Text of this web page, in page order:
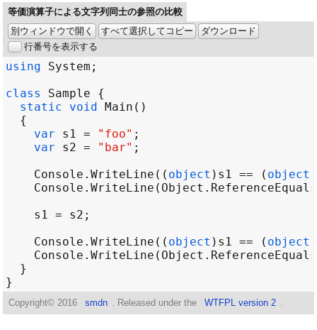
等価演算子による文字列同士の参照の比較
別ウィンドウで開く
すべて選択してコピー
ダウンロード
行番号を表示する
using System
class
Sample
static
void Main
var
s1 = "foo"
var
s2 = "bar"
Console . WriteLine (( object ) s1 == ( object
Console . WriteLine ( Object . ReferenceEquals
s1
= s2
Console . WriteLine (( object ) s1 == ( object
Console . WriteLine ( Object . ReferenceEquals
Copyright© 2016 smdn . Released under the WTFPL version 2